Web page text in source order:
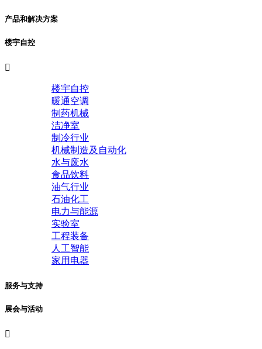
产品和解决方案
楼宇自控

楼宇自控
暖通空调
制药机械
洁净室
制冷行业
机械制造及自动化
水与废水
食品饮料
油气行业
石油化工
电力与能源
实验室
工程装备
人工智能
家用电器
服务与支持
展会与活动
